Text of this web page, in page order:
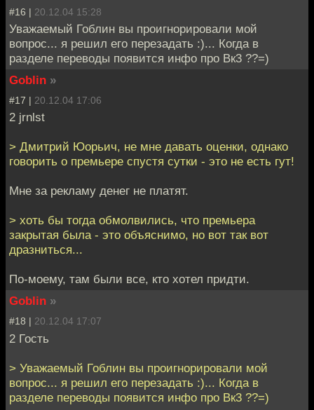
#16 | 20.12.04 15:28
Уважаемый Гоблин вы проигнорировали мой
вопрос... я решил его перезадать :)... Когда в
разделе переводы появится инфо про Вк3 ??=)
Goblin »
#17 | 20.12.04 17:06
2 jrnlst
> Дмитрий Юорьич, не мне давать оценки, однако
говорить о премьере спустя сутки - это не есть гут!
Мне за рекламу денег не платят.
> хоть бы тогда обмолвились, что премьера
закрытая была - это объяснимо, но вот так вот
дразниться...
По-моему, там были все, кто хотел придти.
Goblin »
#18 | 20.12.04 17:07
2 Гость
> Уважаемый Гоблин вы проигнорировали мой
вопрос... я решил его перезадать :)... Когда в
разделе переводы появится инфо про Вк3 ??=)